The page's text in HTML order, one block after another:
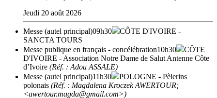
Jeudi 20 août 2026
Messe (autel principal)09h30 CÔTE D'IVOIRE -
SANCTA TOURS
Messe publique en français - concélébration10h30
CÔTE
D'IVOIRE - Association Notre Dame de Salut Antenne Côte
d’Ivoire (Réf. : Adou ASSALE)
Messe (autel principal)11h30 POLOGNE - Pèlerins
polonais (Réf. : Magdalena Kroczek AWERTOUR;
<awertour.magda@gmail.com>)